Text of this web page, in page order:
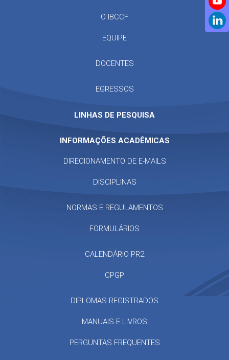
O IBCCF
EQUIPE
DOCENTES
EGRESSOS
LINHAS DE PESQUISA
INFORMAÇÕES ACADÊMICAS
DIRECIONAMENTO DE E-MAILS
DISCIPLINAS
NORMAS E REGULAMENTOS
FORMULÁRIOS
CALENDÁRIO PR2
CPGP
DIPLOMAS REGISTRADOS
MANUAIS E LIVROS
PERGUNTAS FREQUENTES